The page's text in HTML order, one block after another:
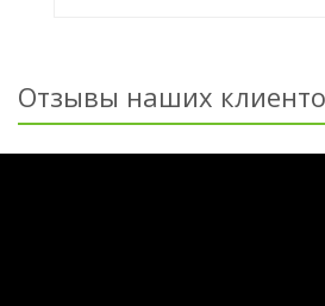
Отзывы наших